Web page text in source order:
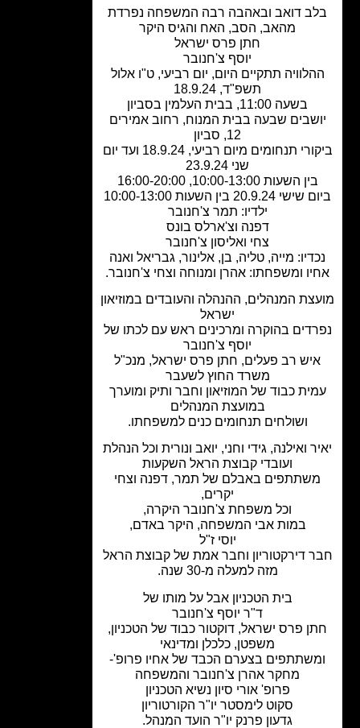
דואב ובאהבה רבה המשפחה נפרדת
מהאב, הסב, האח והגיס היקר
חתן פרס ישראל
יוסף צ'חנובר
תתקיים היום, יום רביעי, ט"ו אלול
תשפ"ד, 18.9.24
שבעה בבית המנוח, רחוב אמירים
ביקורי תנחומים מיום רביעי, 18.9.24 ועד יום
בין השעות 10:00-13:00, 16:00-20:00
בין השעות 10:00-13:00
ילדיו: תמר צ'חנובר
דפנה וצ'ארלס בונס
צחי ואליסון צ'חנובר
מייה, טליה, בן, אלינור, גבריאל ואנה
ומשפחתו: אהרן ומנוחה וצחי צ'חנובר.
המנהלים, ההנהלה והעובדים במוזיאון
בהוקרה ומרכינים ראש עם לכתו של
יוסף צ'חנובר
רב פעלים, חתן פרס ישראל, מנכ"ל
משרד החוץ לשעבר
כבוד של המוזיאון וחבר ותיק ומוערך
במועצת המנהלים
ושולחים תנחומים כנים למשפחתו.
ואילנה, גידי וחני, יואב ונורית וכל הנהלת
ועובדי קבוצת הראל השקעות
באבלם של תמר, דפנה וצחי
וכל משפחת צ'חנובר היקרה,
במות אבי המשפחה, היקר באדם,
דירקטוריון וחבר אמת של קבוצת הראל
מזה למעלה מ-30 שנה.
בית הטכניון אבל על מותו של
ד"ר יוסף צ'חנובר
פרס ישראל, דוקטור כבוד של הטכניון,
משפטן, כלכלן ומדינאי
בצערם הכבד של אחיו פרופ'-
מחקר אהרן צ'חנובר והמשפחה
פרופ' אורי סיוןנשיא הטכניון
סקוט לימסטר יו"ר הקורטוריון
גדעון פרנק יו"ר הועד המנהל.